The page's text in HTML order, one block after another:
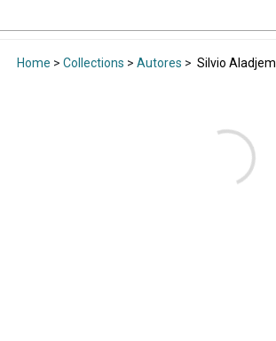
Home > Collections > Autores > Silvio Aladjem